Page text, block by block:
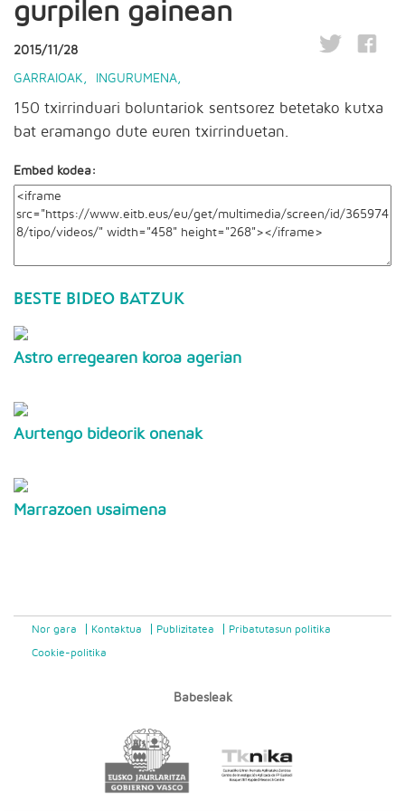
gurpilen gainean
2015/11/28
GARRAIOAK INGURUMENA
150 txirrinduari boluntariok sentsorez betetako kutxa
bat eramango dute euren txirrinduetan.
Embed kodea:
BESTE BIDEO BATZUK
Astro erregearen koroa agerian
Aurtengo bideorik onenak
Marrazoen usaimena
Nor gara Kontaktua Publizitatea Pribatutasun politika
Cookie-politika
Babesleak